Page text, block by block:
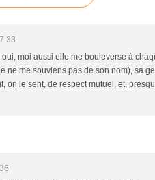
oui, moi aussi elle me bouleverse à
ne me souviens pas de son nom), sa
on le sent, de respect mutuel, et,